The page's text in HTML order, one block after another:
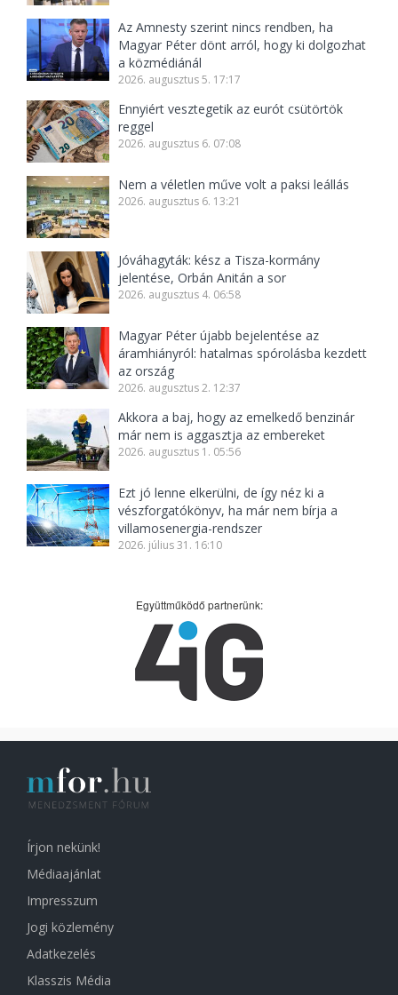
Az Amnesty szerint nincs rendben, ha
Magyar Péter dönt arról, hogy ki dolgozhat
a közmédiánál
2026. augusztus 5. 17:17
Ennyiért vesztegetik az eurót csütörtök
reggel
2026. augusztus 6. 07:08
Nem a véletlen műve volt a paksi leállás
2026. augusztus 6. 13:21
Jóváhagyták: kész a Tisza-kormány
jelentése, Orbán Anitán a sor
2026. augusztus 4. 06:58
Magyar Péter újabb bejelentése az
áramhiányról: hatalmas spórolásba kezdett
az ország
2026. augusztus 2. 12:37
Akkora a baj, hogy az emelkedő benzinár
már nem is aggasztja az embereket
2026. augusztus 1. 05:56
Ezt jó lenne elkerülni, de így néz ki a
vészforgatókönyv, ha már nem bírja a
villamosenergia-rendszer
2026. július 31. 16:10
Együttműködő partnerünk:
Írjon nekünk!
Médiaajánlat
Impresszum
Jogi közlemény
Adatkezelés
Klasszis Média